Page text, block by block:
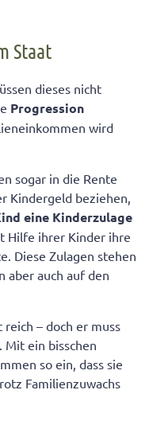
Staat
dieses nicht
Progression
wird
sogar in die Rente
Kindergeld beziehen,
eine Kinderzulage
Hilfe ihrer Kinder ihre
Diese Zulagen stehen
aber auch auf den
– doch er muss
Mit ein bisschen
so ein, dass sie
Familienzuwachs